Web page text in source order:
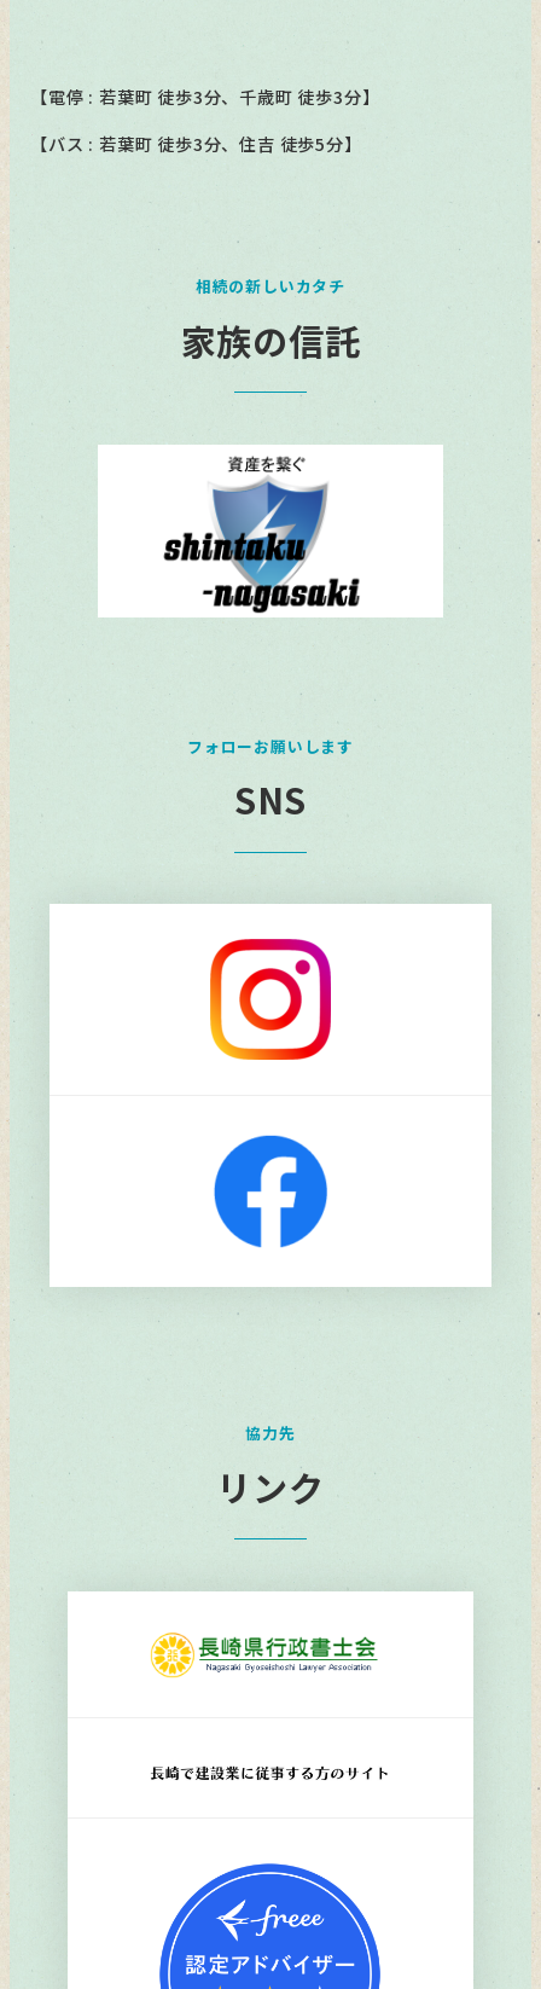
【電停 : 若葉町 徒歩3分、千歳町 徒歩3分】
【バス : 若葉町 徒歩3分、住吉 徒歩5分】
相続の新しいカタチ
家族の信託
フォローお願いします
SNS
協力先
リンク